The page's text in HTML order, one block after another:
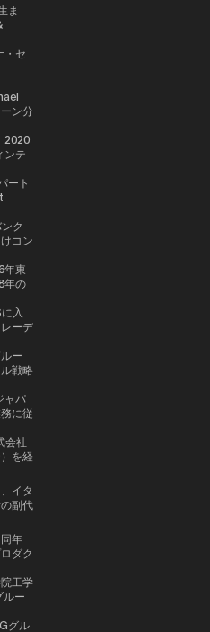
4月
省)
外務
7月
等監
6月
向(特
年7
主査
テ
選出
価を
ッシ
目の
しま
クノ
活
に及
カ
いま
を使
、新
バー
平な
指し
スタ
香
ェブ
ビス
し
対
ビ
れた
2009
ン
後
ター
や製
企業
へと
ベー
設
す。
テ
かっ
など
タル
を設
ジー
題を
チ部
もあ
は
チェ
ーク
てき
ーは
ては
るよ
。分
タル
マ事
質量
of
な
栄
受
、
部門
およ
つ
迅速
で
、
諸国
、プ
よび
、デ
トバ
イン
力し
ま
ダ
、ア
防医
啓蒙
。
江貴
会員
を展
著
．
』
ポ
全』
・セ
of
エン
進を
ムの
キャ
スタ
、
で
ン部
など
いま
ン分
ー会
業者
兼
めて
コイ
ゴリ
ドで
ット
多く
掲げ
上に
家と
験豊
数多
現し
プエ
リー
を
トコ
リー
て
プロ
グお
た人
、
ゴ
。
2014
同
リア
、1
で
知ら
2020
ンテ
デジ
年
研
に
ェー
コ
（オ
著に
経
13
ート
の
ジア
と事
参
アッ
そ
資や
ェク
ール
任者
ク
コン
を経
業に
ー
デ
デジ
、
融イ
後、
より
事就
17
年東
年の
理プ
参画
構に
ッ
よび
ェク
取引
経営
営
チー
。
産取
社
年3
。
修士
入
ーデ
ルお
の機
担
暗号
にお
供す
、運
子取
ネス
連の
の
年表
等の
号資
メイ
社は
業界
。
ー
戦略
関
みを
で日
済機
た決
・推
金
国際
決済
）、
プ
定
ンネ
な政
日本
香港
長
ャパ
に従
クロ
ツ部
キュ
キャ
。ま
ても
りグ
ュー
トラ
統
会社
を経
にて
バル
就
り
年
イタ
副代
日
リ
る経
済・
ま
当
ミュ
タリ
年
ダク
ケテ
ネッ
業立
リエ
験。
工学
ルー
本国
ーデ
グル